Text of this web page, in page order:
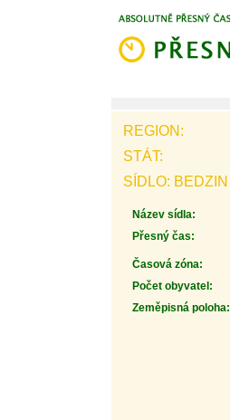
REGION:
STÁT:
SÍDLO: BEDZIN
Název sídla:
Přesný čas:
Časová zóna:
Počet obyvatel:
Zeměpisná poloha: